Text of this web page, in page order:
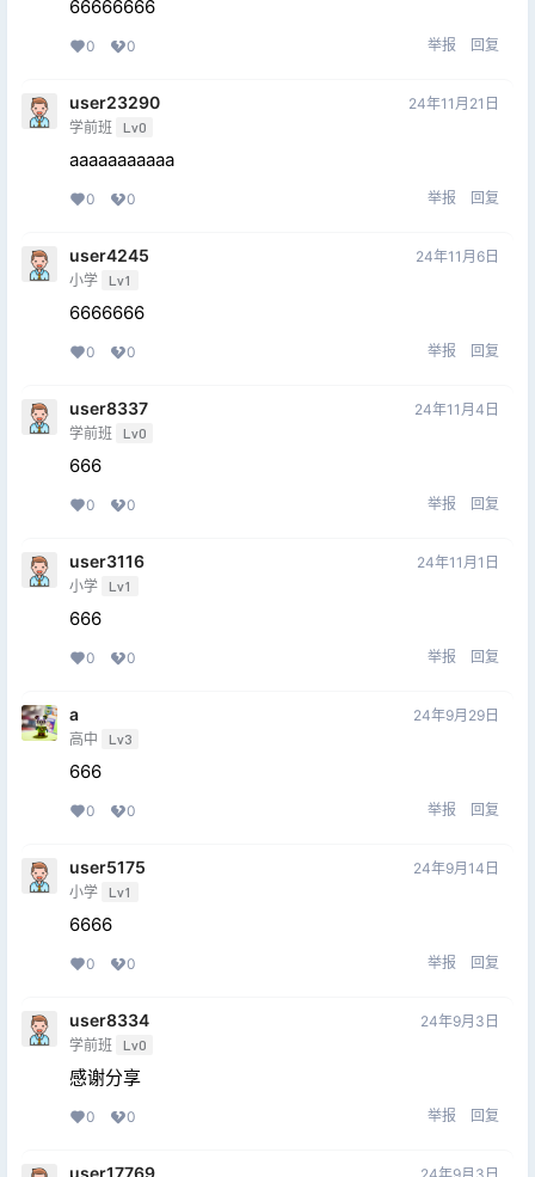
66666666
0 0 举报 回复
user23290
学前班 Lv0
24年11月21日
aaaaaaaaaaa
0 0 举报 回复
user4245
小学 Lv1
24年11月6日
6666666
0 0 举报 回复
user8337
学前班 Lv0
24年11月4日
666
0 0 举报 回复
user3116
小学 Lv1
24年11月1日
666
0 0 举报 回复
a
高中 Lv3
24年9月29日
666
0 0 举报 回复
user5175
小学 Lv1
24年9月14日
6666
0 0 举报 回复
user8334
学前班 Lv0
24年9月3日
感谢分享
0 0 举报 回复
user17769